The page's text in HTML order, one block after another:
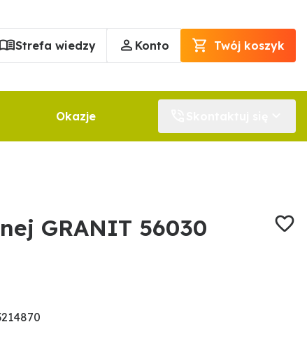
Strefa wiedzy Konto Twój koszyk
Okazje
GRANIT 56030